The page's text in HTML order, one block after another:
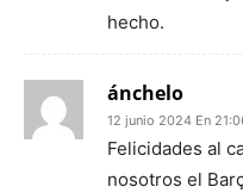
hecho.
ánchelo
12 junio 2024 En
Felicidades al
nosotros el